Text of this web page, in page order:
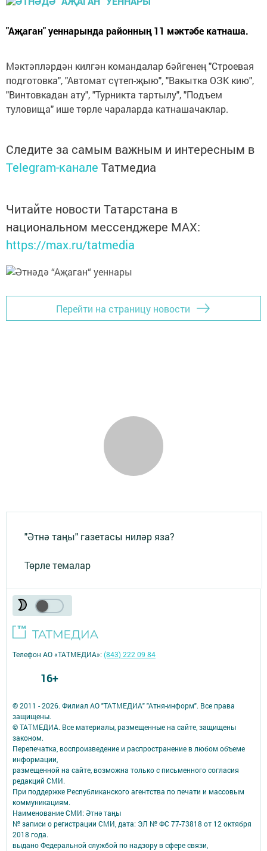
"Аҗаган" уеннарында районның 11 мәктәбе катнаша.
Мәктәпләрдән килгән командалар бәйгенең "Строевая
подготовка", "Автомат сүтеп-җыю", "Вакытка ОЗК кию",
"Винтовкадан ату", "Турникта тартылу", "Подъем
туловища" ише төрле чараларда катнашачаклар.
Следите за самым важным и интересным в
Telegram-канале Татмедиа
Читайте новости Татарстана в
национальном мессенджере MАХ:
https://max.ru/tatmedia
Перейти на страницу новости
"Әтнә таңы" газетасы ниләр яза?
Төрле темалар
© 2011 - 2026. Филиал АО "ТАТМЕДИА" "Атня-информ". Все права
защищены.
© ТАТМЕДИА. Все материалы, размещенные на сайте, защищены
законом.
Перепечатка, воспроизведение и распространение в любом объеме
информации,
размещенной на сайте, возможна только с письменного согласия
редакций СМИ.
При поддержке Республиканского агентства по печати и массовым
коммуникациям.
Наименование СМИ: Әтнә таңы
№ записи о регистрации СМИ, дата: ЭЛ № ФС 77-73818 от 12 октября
2018 года.
выдано Федеральной службой по надзору в сфере связи,
Телефон АО «ТАТМЕДИА»:(843) 222 09 84
16+